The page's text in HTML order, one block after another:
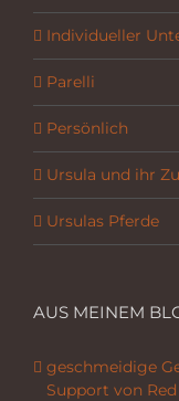
Individueller
Parelli
Persönlich
Ursula und ihr
Ursulas Pferde
AUS MEINEM
geschmeidige
Support von